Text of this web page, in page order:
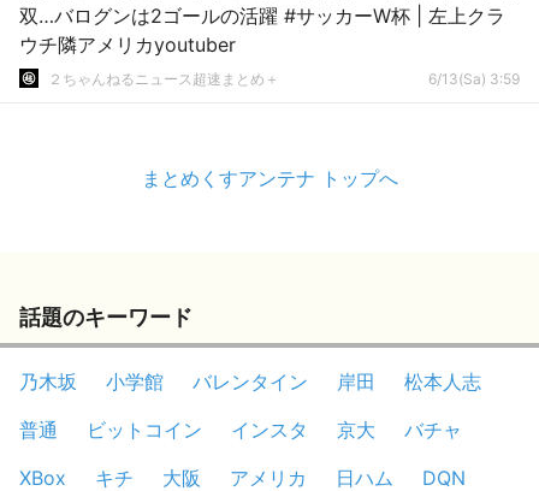
双…バログンは2ゴールの活躍 #サッカーW杯 | 左上クラ
ウチ隣アメリカyoutuber
２ちゃんねるニュース超速まとめ＋ 6/13(Sa) 3:59
まとめくすアンテナ トップへ
話題のキーワード
乃木坂 小学館 バレンタイン 岸田
松本人志
普通
ビットコイン インスタ 京大
バチャ
XBox
キチ 大阪 アメリカ 日ハム
DQN